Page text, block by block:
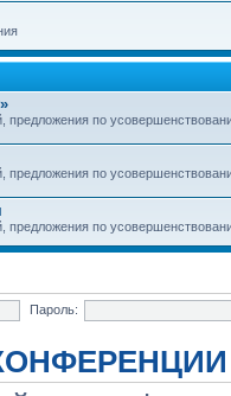
по
по
по
Пароль: